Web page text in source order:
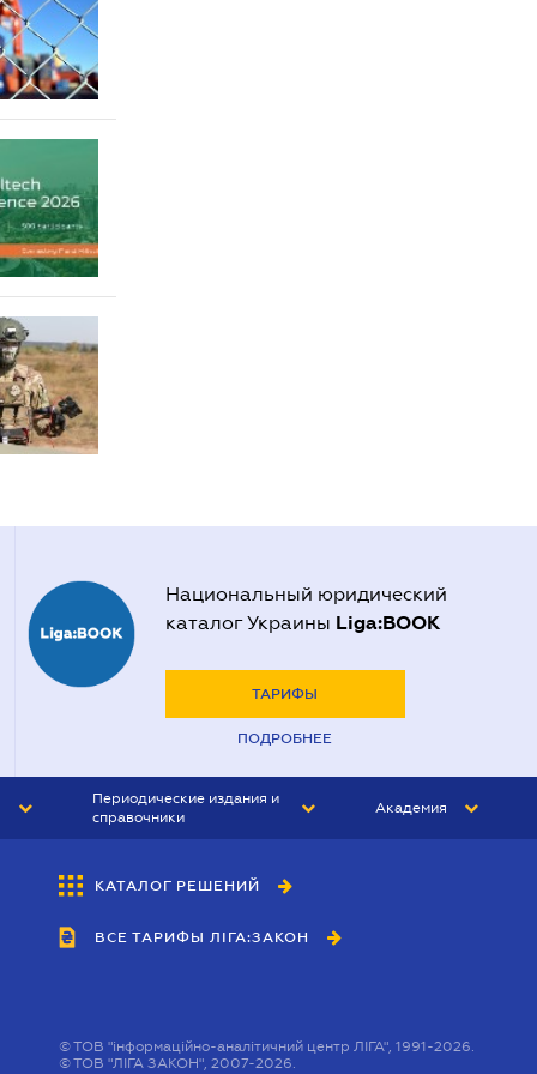
Национальный юридический
каталог Украины Liga:BOOK
ТАРИФЫ
ПОДРОБНЕЕ
Периодические издания и
справочники
БУХГАЛТЕР&ЗАКОН
ВЕСТНИК МСФО
Академия
КАТАЛОГ РЕШЕНИЙ
ВСЕ ТАРИФЫ ЛІГА:ЗАКОН
©ТОВ "інформаційно-аналітичний центр ЛІГА", 1991-2026.
©ТОВ "ЛІГА ЗАКОН", 2007-2026.